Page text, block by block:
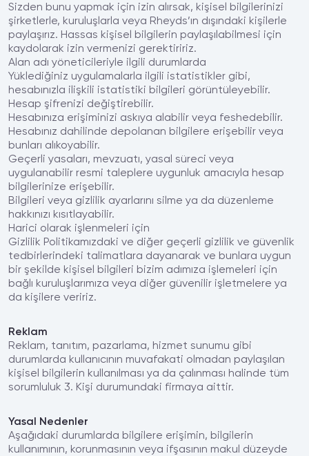
Sizden bunu yapmak için izin alırsak, kişisel bilgilerinizi
şirketlerle, kuruluşlarla veya Rheyds’ın dışındaki kişilerle
paylaşırız. Hassas kişisel bilgilerin paylaşılabilmesi için
kaydolarak izin vermenizi gerektiririz.
Alan adı yöneticileriyle ilgili durumlarda
Yüklediğiniz uygulamalarla ilgili istatistikler gibi,
hesabınızla ilişkili istatistiki bilgileri görüntüleyebilir.
Hesap şifrenizi değiştirebilir.
Hesabınıza erişiminizi askıya alabilir veya feshedebilir.
Hesabınız dahilinde depolanan bilgilere erişebilir veya
bunları alıkoyabilir.
Geçerli yasaları, mevzuatı, yasal süreci veya
uygulanabilir resmi taleplere uygunluk amacıyla hesap
bilgilerinize erişebilir.
Bilgileri veya gizlilik ayarlarını silme ya da düzenleme
hakkınızı kısıtlayabilir.
Harici olarak işlenmeleri için
Gizlilik Politikamızdaki ve diğer geçerli gizlilik ve güvenlik
tedbirlerindeki talimatlara dayanarak ve bunlara uygun
bir şekilde kişisel bilgileri bizim adımıza işlemeleri için
bağlı kuruluşlarımıza veya diğer güvenilir işletmelere ya
da kişilere veririz.
Reklam
Reklam, tanıtım, pazarlama, hizmet sunumu gibi
durumlarda kullanıcının muvafakati olmadan paylaşılan
kişisel bilgilerin kullanılması ya da çalınması halinde tüm
sorumluluk 3. Kişi durumundaki firmaya aittir.
Yasal Nedenler
Aşağıdaki durumlarda bilgilere erişimin, bilgilerin
kullanımının, korunmasının veya ifşasının makul düzeyde